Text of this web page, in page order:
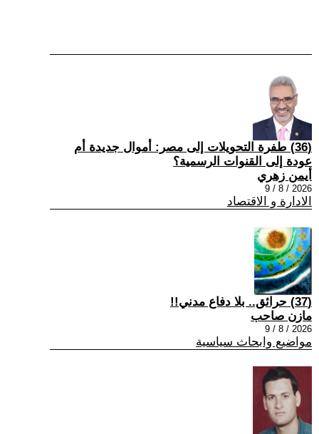
(36) طفرة التحويلات إلى مصر: أموال جديدة أم
عودة إلى القنوات الرسمية؟
أيمن زهري
2026 / 8 / 9
الادارة و الاقتصاد
(37) حرائق.. بلا دفاع مدني!!
مازن صاحب
2026 / 8 / 9
مواضيع وابحاث سياسية